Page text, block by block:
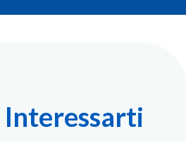
Interessarti